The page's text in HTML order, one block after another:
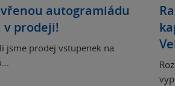
autogramiádu
v prodeji!
jsme prodej vstupenek na